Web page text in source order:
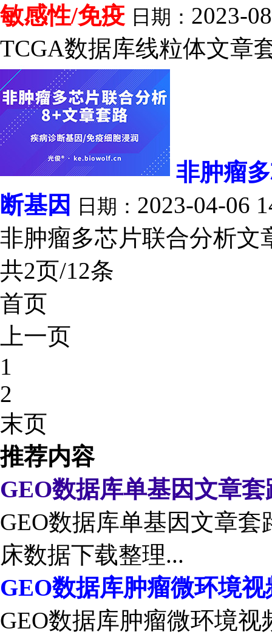
敏感性/免疫 日期： 2023-
TCGA数据库线粒体文章
非肿瘤
断基因
日期： 2023-04-06
非肿瘤多芯片联合分析文
共2页/12条
首页
上一页
1
2
末页
推荐内容
GEO数据库单基因文章
GEO数据库单基因文章套
床数据下载整理...
GEO数据库肿瘤微环境
GEO数据库肿瘤微环境